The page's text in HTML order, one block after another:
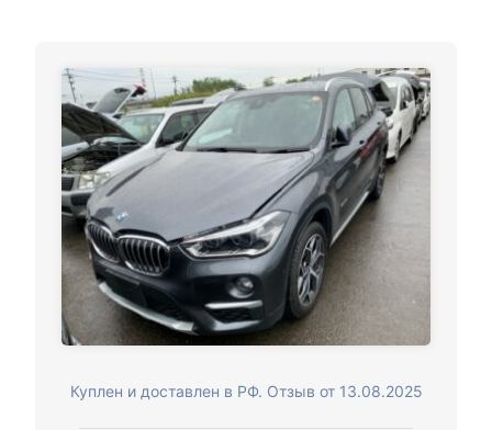
Куплен и доставлен в РФ. Отзыв от 13.08.2025